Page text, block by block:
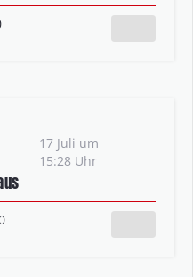
17 Juli um
15:28 Uhr